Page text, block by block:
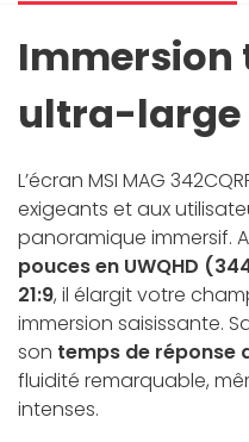
Immersion
ultra-large
L’écran MSI MAG
exigeants et aux
panoramique immersif.
pouces en UWQHD
21:9, il élargit votre
immersion saisissante.
son temps de réponse
fluidité remarquable,
intenses.